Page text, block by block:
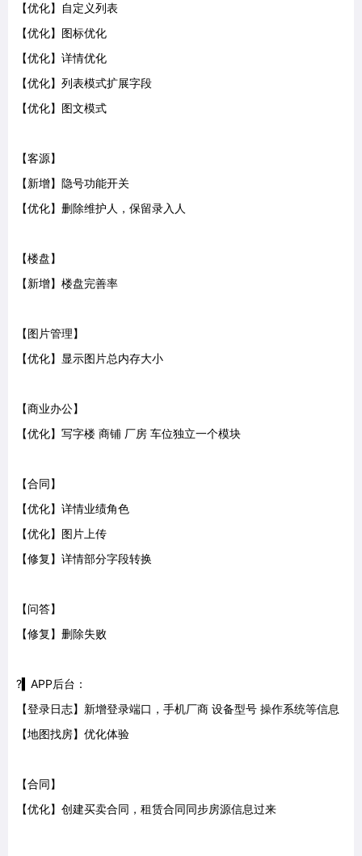
【优化】自定义列表
【优化】图标优化
【优化】详情优化
【优化】列表模式扩展字段
【优化】图文模式
【客源】
【新增】隐号功能开关
【优化】删除维护人，保留录入人
【楼盘】
【新增】楼盘完善率
【图片管理】
【优化】显示图片总内存大小
【商业办公】
【优化】写字楼 商铺 厂房 车位独立一个模块
【合同】
【优化】详情业绩角色
【优化】图片上传
【修复】详情部分字段转换
【问答】
【修复】删除失败
?▍APP后台：
【登录日志】新增登录端口，手机厂商 设备型号 操作系统等信息
【地图找房】优化体验
【合同】
【优化】创建买卖合同，租赁合同同步房源信息过来